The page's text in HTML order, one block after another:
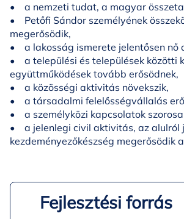
• a nemzeti tudat, a magyar
• Petőfi Sándor személyének
megerősödik,
• a lakosság ismerete jelentősen nő
• a települési és települések közötti
együttműködések tovább erősödnek,
• a közösségi aktivitás növekszik,
• a társadalmi felelősségvállalás
• a személyközi kapcsolatok
• a jelenlegi civil aktivitás, az alulról
kezdeményezőkészség megerősödik
Fejlesztési forrás